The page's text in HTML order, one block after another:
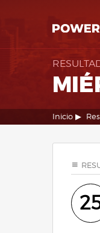
Inicio